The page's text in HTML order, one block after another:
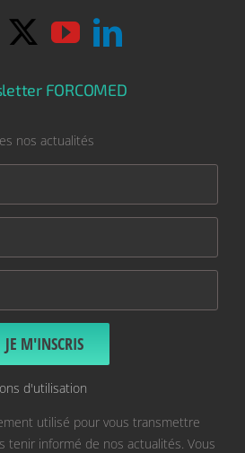
FORCOMED
nos actualités
d'utilisation
utilisé pour vous transmettre
tenir informé de nos actualités. Vous